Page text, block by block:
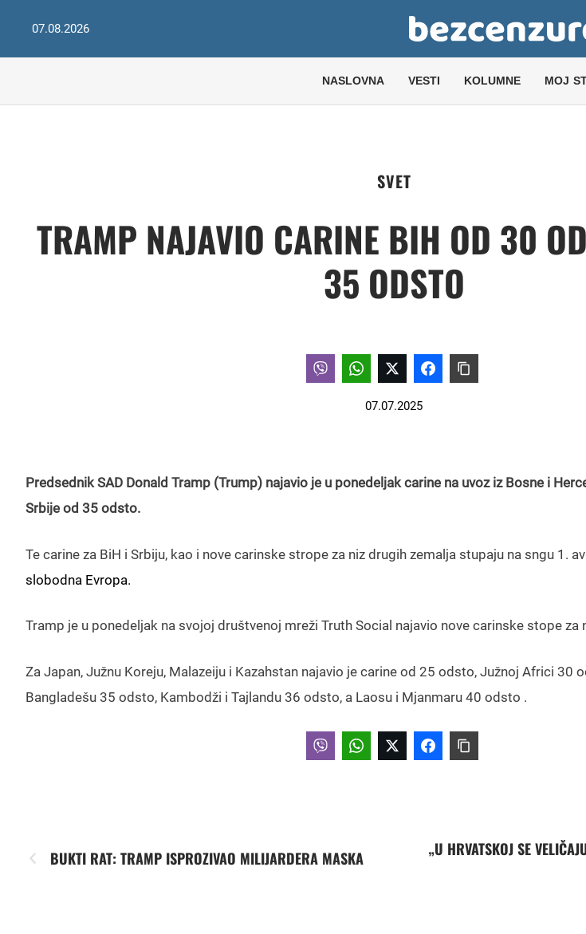
07.08.2026
NASLOVNA VESTI KOLUMNE MOJ
SVET
TRAMP NAJAVIO CARINE BIH OD 30
35 ODSTO
07.07.2025
Predsednik SAD Donald Tramp (Trump) najavio je u ponedeljak carine na uvoz iz Bosne i
Srbije od 35 odsto.
Te carine za BiH i Srbiju, kao i nove carinske strope za niz drugih zemalja stupaju na sngu 1.
slobodna Evropa.
Tramp je u ponedeljak na svojoj društvenoj mreži Truth Social najavio nove carinske stope za
Za Japan, Južnu Koreju, Malazeiju i Kazahstan najavio je carine od 25 odsto, Južnoj Africi 30
Bangladešu 35 odsto, Kambodži i Tajlandu 36 odsto, a Laosu i Mjanmaru 40 odsto .
BUKTI RAT: TRAMP ISPROZIVAO MILIJARDERA MASKA
„U HRVATSKOJ SE